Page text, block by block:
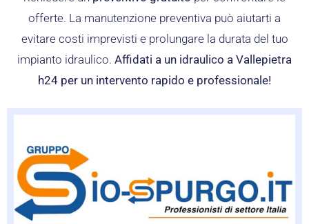
offerte. La manutenzione preventiva può aiutarti a
evitare costi imprevisti e prolungare la durata del tuo
impianto idraulico. Affidati a un idraulico a Vallepietra
h24 per un intervento rapido e professionale!